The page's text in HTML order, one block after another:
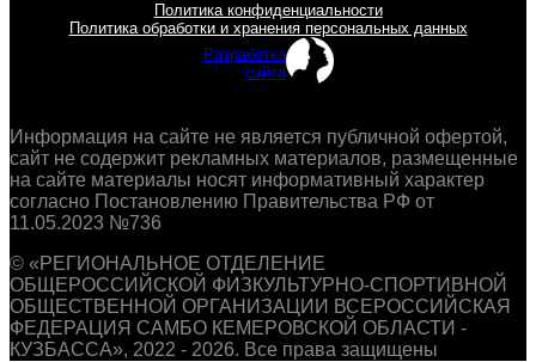
Политика конфиденциальности
Политика обработки и хранения персональных данных
Разработка
сайта
Информация на сайте не является публичной офертой,
сайт не содержит рекламных материалов, размещенные
на сайте материалы носят информативный характер
согласно Постановлению Правительства РФ от
11.05.2023 №736
© «РЕГИОНАЛЬНОЕ ОТДЕЛЕНИЕ
ОБЩЕРОССИЙСКОЙ ФИЗКУЛЬТУРНО-СПОРТИВНОЙ
ОБЩЕСТВЕННОЙ ОРГАНИЗАЦИИ ВСЕРОССИЙСКАЯ
ФЕДЕРАЦИЯ САМБО КЕМЕРОВСКОЙ ОБЛАСТИ -
КУЗБАССА», 2022 - 2026. Все права защищены